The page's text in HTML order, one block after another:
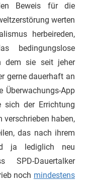
Beweis für die
werten
herbeireden,
dem sie seit jeher
gerne dauerhaft an
Überwachungs-App
sich der Errichtung
haben,
das nach ihrem
ja lediglich neu
Dauertalker
noch mindestens